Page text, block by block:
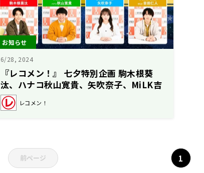
お知らせ
6/28, 2024
『レコメン！』 七夕特別企画 駒木根葵
汰、ハナコ秋山寛貴、矢吹奈子、MiLK吉
田仁人が叶える “リスナーの願い事” 発
表！ レコメン！
前ページ 1